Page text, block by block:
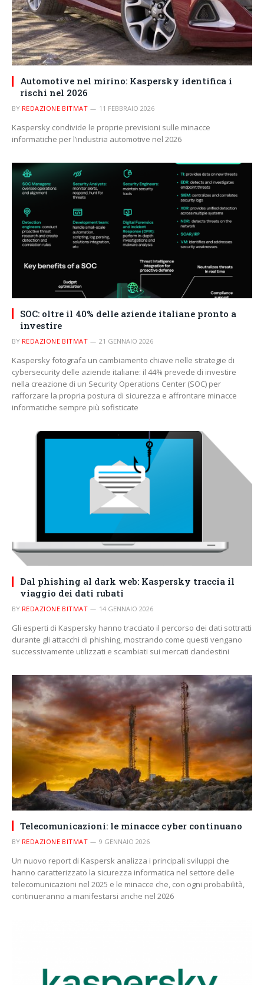
Automotive nel mirino: Kaspersky identifica i
rischi nel 2026
BY REDAZIONE BITMAT 11 FEBBRAIO 2026
Kaspersky condivide le proprie previsioni sulle minacce
informatiche per l’industria automotive nel 2026
SOC: oltre il 40% delle aziende italiane pronto a
investire
BY REDAZIONE BITMAT 21 GENNAIO 2026
Kaspersky fotografa un cambiamento chiave nelle strategie di
cybersecurity delle aziende italiane: il 44% prevede di investire
nella creazione di un Security Operations Center (SOC) per
rafforzare la propria postura di sicurezza e affrontare minacce
informatiche sempre più sofisticate
Dal phishing al dark web: Kaspersky traccia il
viaggio dei dati rubati
BY REDAZIONE BITMAT 14 GENNAIO 2026
Gli esperti di Kaspersky hanno tracciato il percorso dei dati sottratti
durante gli attacchi di phishing, mostrando come questi vengano
successivamente utilizzati e scambiati sui mercati clandestini
Telecomunicazioni: le minacce cyber continuano
BY REDAZIONE BITMAT 9 GENNAIO 2026
Un nuovo report di Kaspersk analizza i principali sviluppi che
hanno caratterizzato la sicurezza informatica nel settore delle
telecomunicazioni nel 2025 e le minacce che, con ogni probabilità,
continueranno a manifestarsi anche nel 2026